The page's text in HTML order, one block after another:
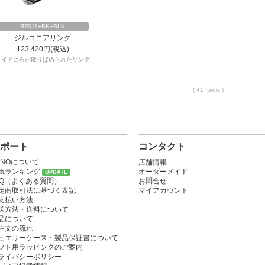
RF011+BK+BLK
ジルコニアリング
123,420円(税込)
イドに石が散りばめられたリング
( 41 Items )
ート
について
ランキング
UPDATE
（よくある質問）
商取引法に基づく表記
払い方法
方法・送料について
について
文の流れ
エリーケース・製品保証書について
ト用ラッピングのご案内
イバシーポリシー
コンタクト
店舗情報
オーダーメイド
お問合せ
マイアカウント